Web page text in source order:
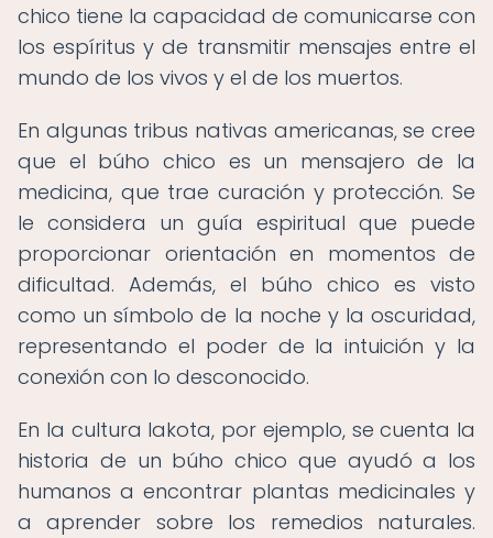
chico tiene la capacidad de comunicarse con
los espíritus y de transmitir mensajes entre el
mundo de los vivos y el de los muertos.
En algunas tribus nativas americanas, se cree
que el búho chico es un mensajero de la
medicina, que trae curación y protección. Se
le considera un guía espiritual que puede
proporcionar orientación en momentos de
dificultad. Además, el búho chico es visto
como un símbolo de la noche y la oscuridad,
representando el poder de la intuición y la
conexión con lo desconocido.
En la cultura lakota, por ejemplo, se cuenta la
historia de un búho chico que ayudó a los
humanos a encontrar plantas medicinales y
a aprender sobre los remedios naturales.